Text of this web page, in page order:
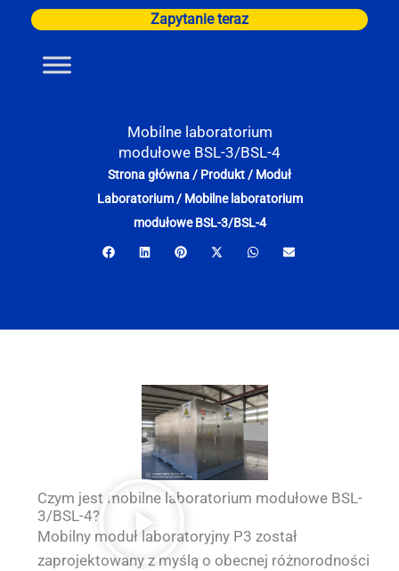
Przejdź
Zapytanie teraz
Mobilne laboratorium
modułowe BSL-3/BSL-4
Strona główna/ Produkt/ Moduł
Laboratorium/ Mobilne laboratorium
modułowe BSL-3/BSL-4
Czym jest mobilne laboratorium modułowe BSL-
3/BSL-4?
Mobilny moduł laboratoryjny P3 został
zaprojektowany z myślą o obecnej różnorodności